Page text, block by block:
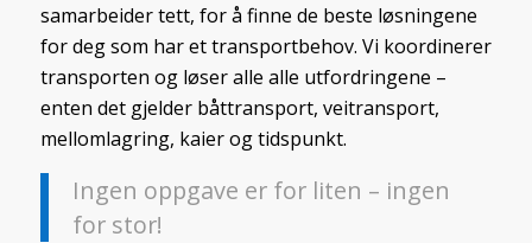
samarbeider tett, for å finne de beste løsningene
for deg som har et transportbehov. Vi koordinerer
transporten og løser alle alle utfordringene –
enten det gjelder båttransport, veitransport,
mellomlagring, kaier og tidspunkt.
Ingen oppgave er for liten – ingen
for stor!